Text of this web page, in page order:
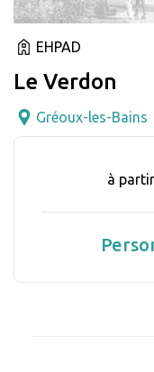
EHPAD
Le Verdon
Gréoux-les-Bains
à